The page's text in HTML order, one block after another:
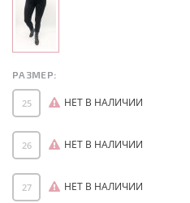
РАЗМЕР:
25 НЕТ В НАЛИЧИИ
26 НЕТ В НАЛИЧИИ
27 НЕТ В НАЛИЧИИ